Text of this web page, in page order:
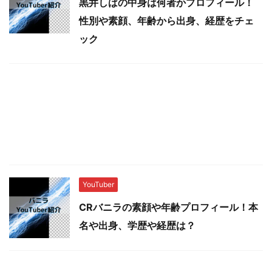
性別や素顔、年齢から出身、経歴をチェ
ック
YouTuber
CRバニラの素顔や年齢プロフィール！本
名や出身、学歴や経歴は？